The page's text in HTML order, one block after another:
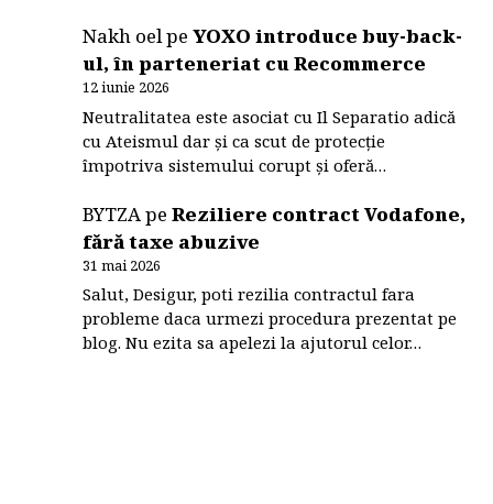
Nakh oelpeYOXO introduce buy-back-
ul, în parteneriat cu Recommerce
12 iunie 2026
Neutralitatea este asociat cu Il Separatio adică
cu Ateismul dar și ca scut de protecție
împotriva sistemului corupt și oferă…
BYTZA peReziliere contract Vodafone,
fără taxe abuzive
31 mai 2026
Salut, Desigur, poti rezilia contractul fara
probleme daca urmezi procedura prezentat pe
blog. Nu ezita sa apelezi la ajutorul celor…